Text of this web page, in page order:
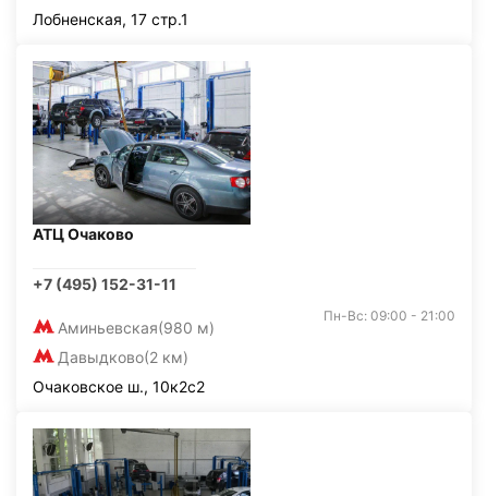
Лобненская, 17 стр.1
АТЦ Очаково
+7 (495) 152-31-11
Аминьевская(980 м)
Давыдково(2 км)
Пн-Вс: 09:00 - 21:00
Очаковское ш., 10к2с2